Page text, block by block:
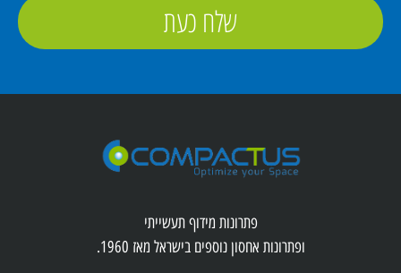
שלח כעת
פתרונות מידוף תעשייתי
ופתרונות אחסון נוספים בישראל מאז 1960.